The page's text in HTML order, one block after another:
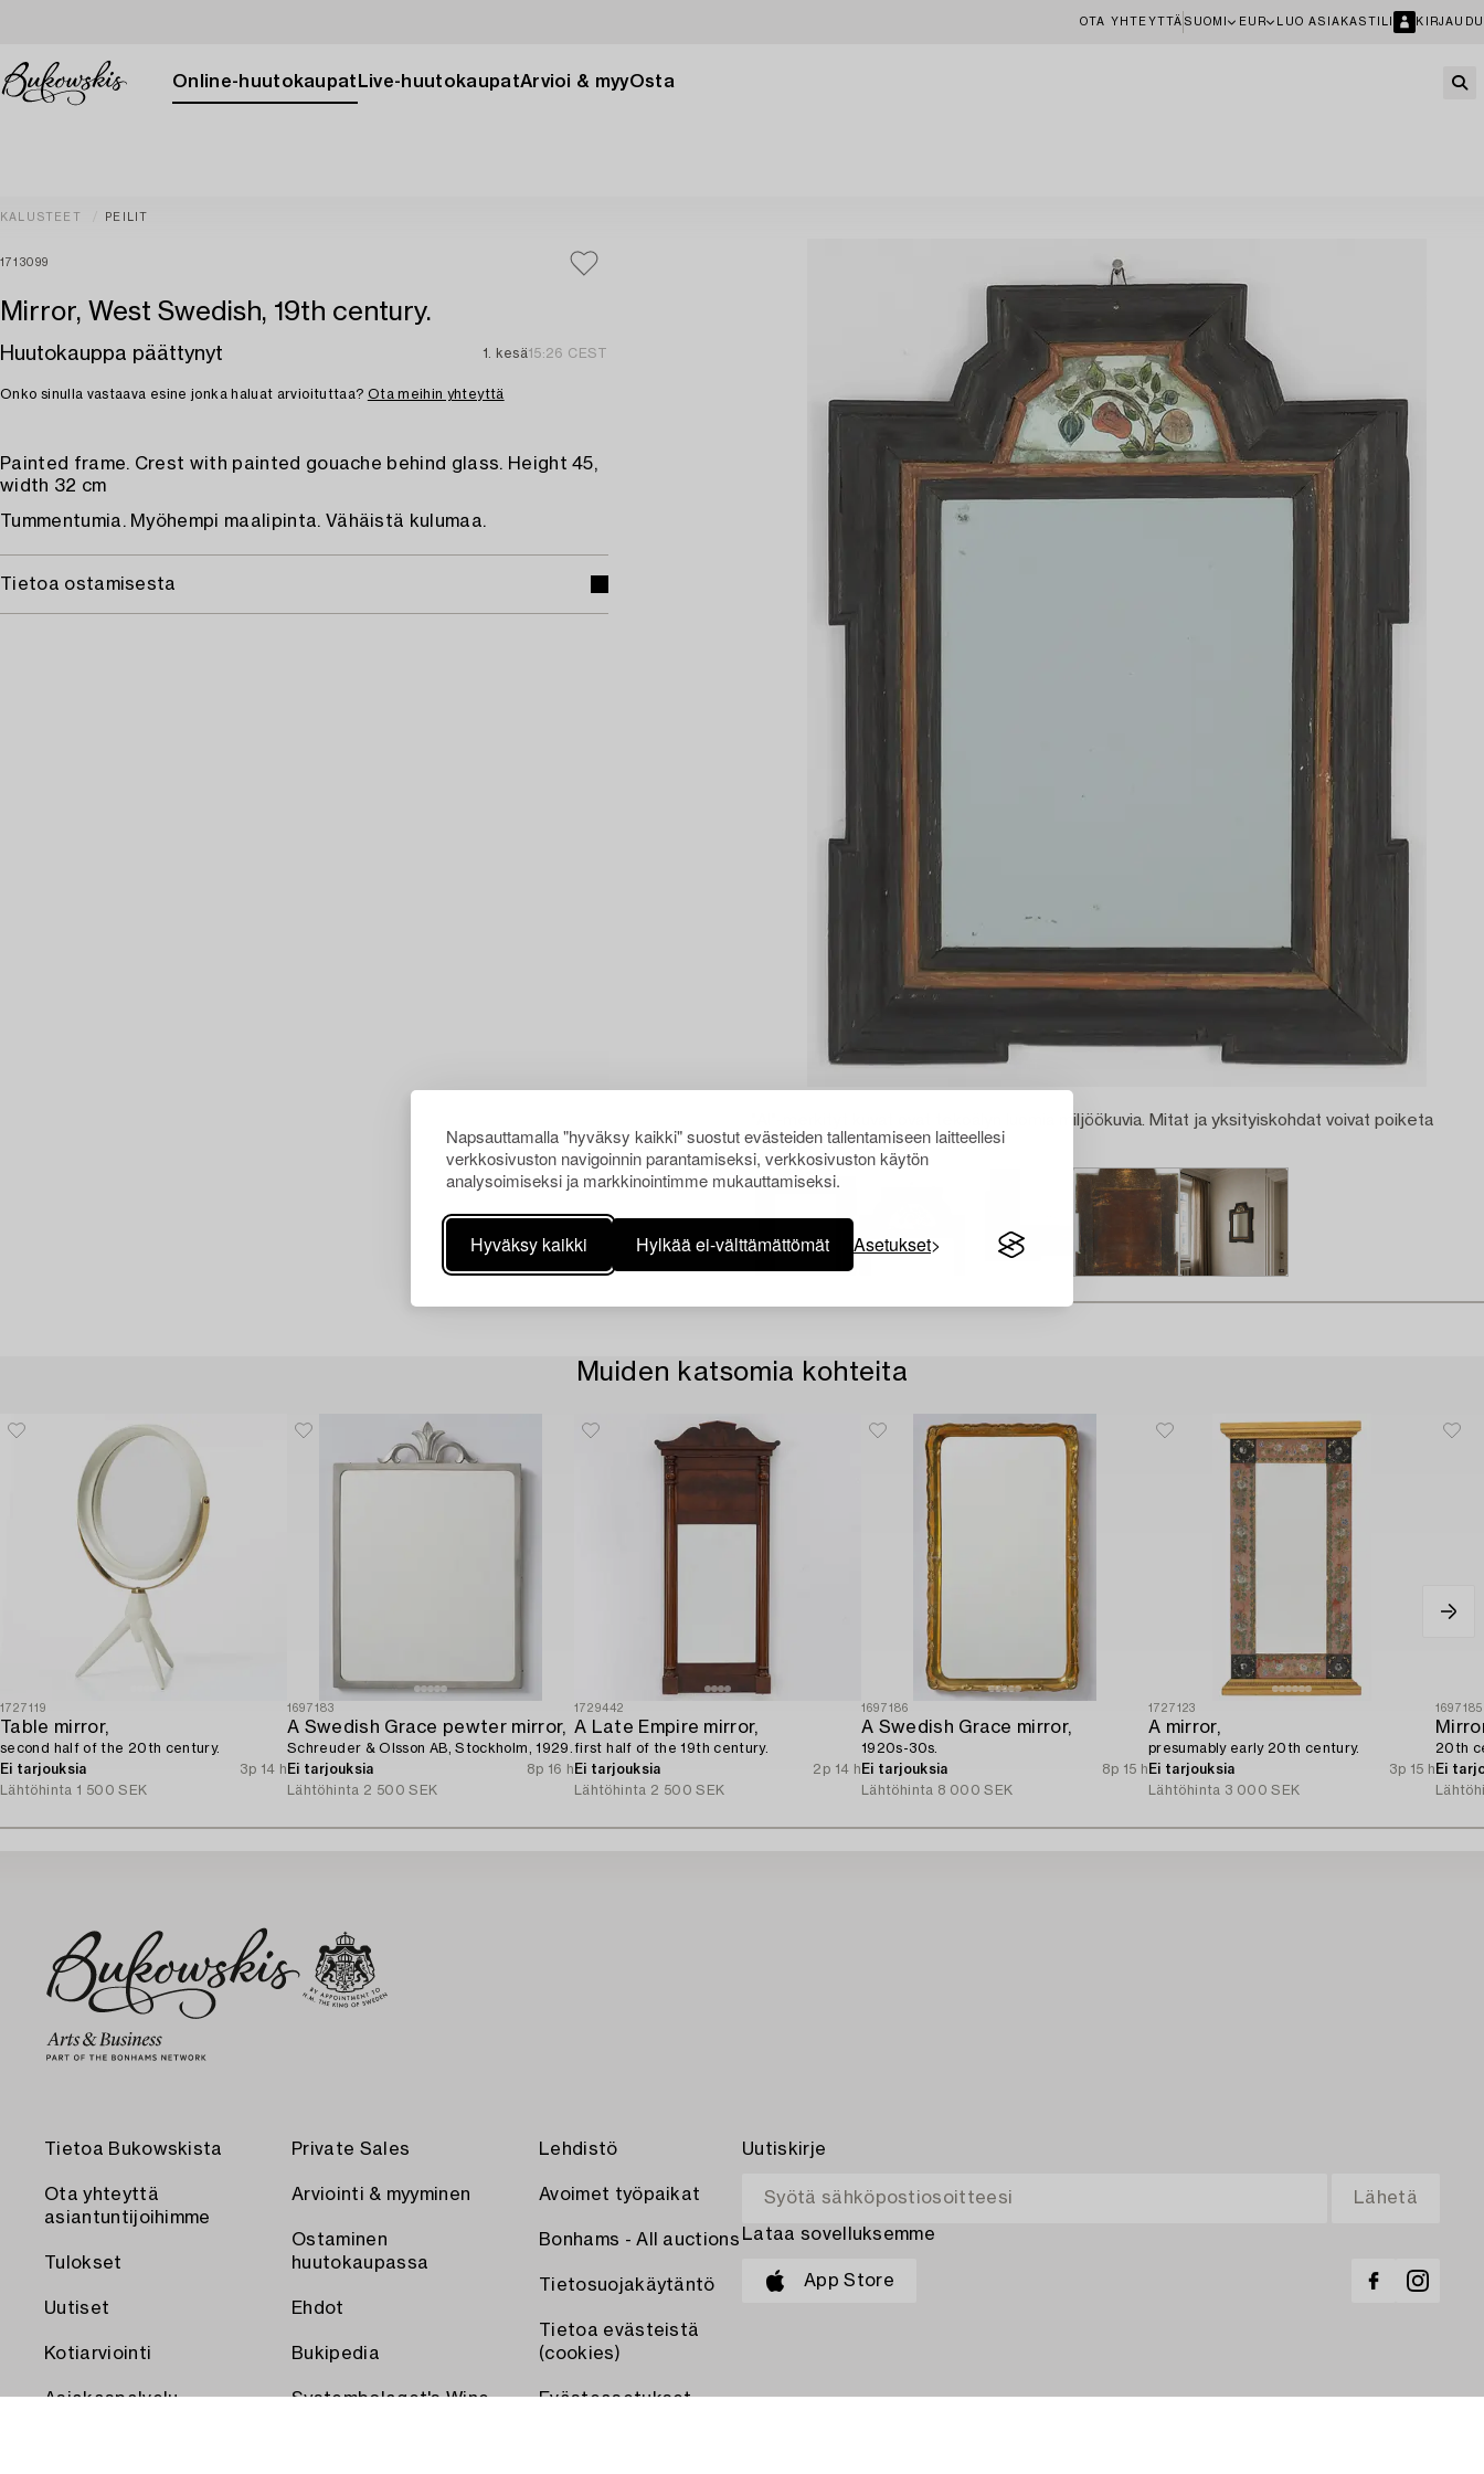
Napsauttamalla "hyväksy kaikki" suostut evästeiden tallentamiseen laitteellesi
verkkosivuston navigoinnin parantamiseksi, verkkosivuston käytön
analysoimiseksi ja markkinointimme mukauttamiseksi.
Hyväksy kaikki Hylkää ei-välttämättömät Asetukset
OTA YHTEYTTÄ SUOMI EUR LUO ASIAKASTILI KIRJAUDU
Online-huutokaupat Live-huutokaupatArvioi & myyOsta
KALUSTEET PEILIT
1713099
Mirror, West Swedish, 19th century.
Huutokauppa päättynyt 1. kesä15:26 CEST
Onko sinulla vastaava esine jonka haluat arvioituttaa? Ota meihin yhteyttä
Painted frame. Crest with painted gouache behind glass. Height 45,
width 32 cm
Tummentumia. Myöhempi maalipinta. Vähäistä kulumaa.
Tietoa ostamisesta
"AI"-merkityt kuvat ovat tekoälyn luomia miljöökuvia. Mitat ja yksityiskohdat voivat poiketa
todellisesta esineestä.
Muiden katsomia kohteita
1727119
Table mirror,
second half of the 20th century.
Ei tarjouksia
3p 14 h
Lähtöhinta 1 500 SEK
1697183
A Swedish Grace pewter mirror,
Schreuder & Olsson AB, Stockholm, 1929.
Ei tarjouksia
8p 16 h
Lähtöhinta 2 500 SEK
1729442
A Late Empire mirror,
first half of the 19th century.
Ei tarjouksia
2p 14 h
Lähtöhinta 2 500 SEK
1697186
A Swedish Grace mirror,
1920s-30s.
Ei tarjouksia
8p 15 h
Lähtöhinta 8 000 SEK
1727123
A mirror,
presumably early 20th century.
Ei tarjouksia
3p 15 h
Lähtöhinta 3 000 SEK
1697185
20th
Ei
Tietoa Bukowskista
Ota yhteyttä
asiantuntijoihimme
Tulokset
Uutiset
Kotiarviointi
Asiakaspalvelu
Private Sales
Arviointi & myyminen
Ostaminen
huutokaupassa
Ehdot
Bukipedia
Systembolaget's Wine
Lehdistö
Avoimet työpaikat
Bonhams - All auctions
Tietosuojakäytäntö
Tietoa evästeistä
(cookies)
Evästeasetukset
Uutiskirje
Lataa sovelluksemme
App Store